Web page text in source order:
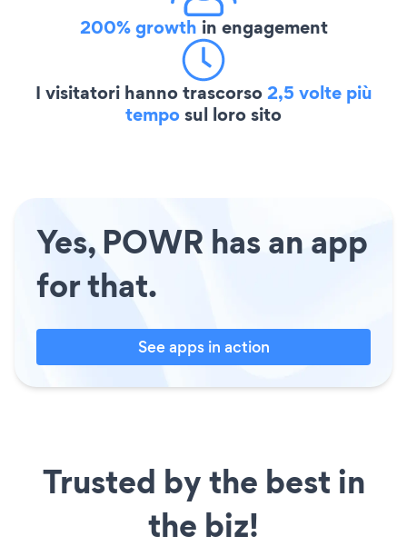
200% growth in engagement
I visitatori hanno trascorso2,5 volte più
temposul loro sito
Yes, POWR has an app
for that.
See apps in action
Trusted by the best in
the biz!